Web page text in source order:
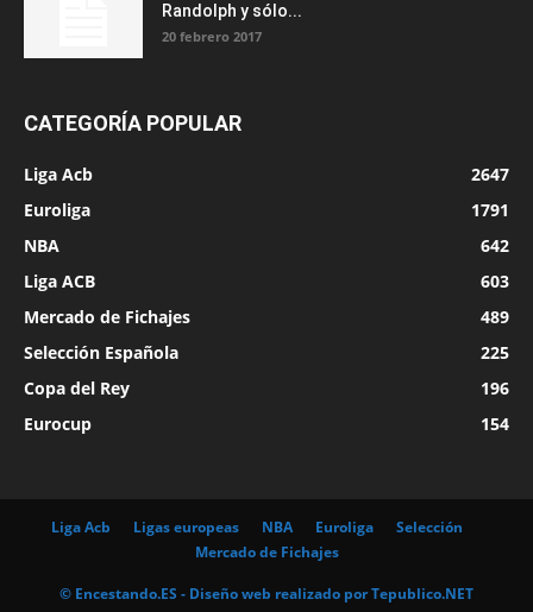
Randolph y sólo...
20 febrero 2017
CATEGORÍA POPULAR
Liga Acb
2647
Euroliga
1791
NBA
642
Liga ACB
603
Mercado de Fichajes
489
Selección Española
225
Copa del Rey
196
Eurocup
154
Liga Acb Ligas europeas NBA Euroliga
Selección
Mercado de Fichajes
© Encestando.ES - Diseño web realizado porTepublico.NET